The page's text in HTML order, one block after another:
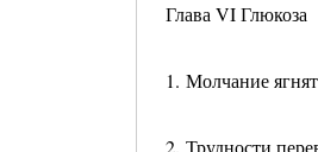
Глава VI Глюкоза
1. Молчание ягнят
2. Трудности